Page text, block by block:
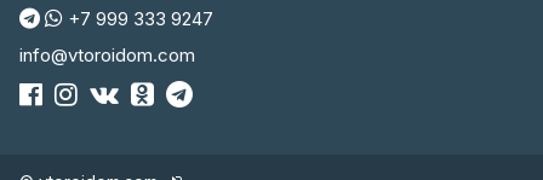
+7 999 333 9247
info@vtoroidom.com